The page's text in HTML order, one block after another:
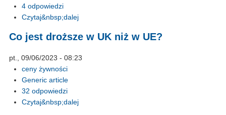
4 odpowiedzi
Czytaj&nbsp;dalej
Co jest droższe w UK niż w UE?
pt., 09/06/2023 - 08:23
ceny żywności
Generic article
32 odpowiedzi
Czytaj&nbsp;dalej